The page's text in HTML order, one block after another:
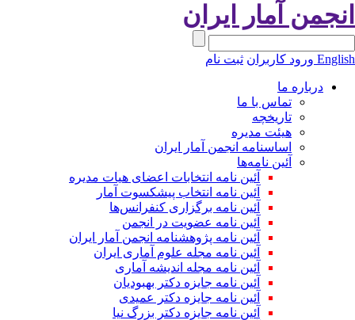
آمار ایران
ورود کاربران ثبت نام
درباره ما
تماس با ما
تاریخچه
هیئت مدیره
اساسنامه انجمن آمار ایران
آئین نامه‌ها
آئین نامه انتخابات اعضای هیات مدیره
آئین نامه انتخاب پیشکسوت آمار
آئین نامه برگزاری کنفرانس‌ها
آئین نامه عضویت در انجمن
آئین نامه پژوهشنامه انجمن آمار ایران
آئین نامه مجله علوم آماری ایران
آئین نامه مجله اندیشه آماری
آئین‌ نامه جایزه دکتر بهبودیان
آئین نامه جایزه دکتر عمیدی
آئین نامه جایزه دکتر بزرگ نیا